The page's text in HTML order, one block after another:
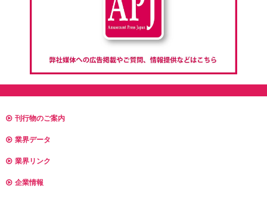
刊行物のご案内
業界データ
業界リンク
企業情報